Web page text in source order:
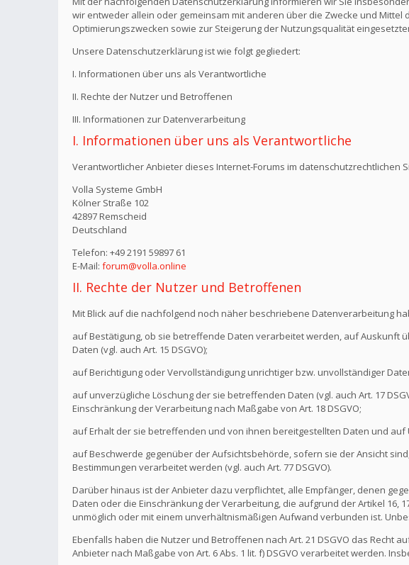
wir entweder allein oder gemeinsam mit anderen über die Zwecke und
Optimierungszwecken sowie zur Steigerung der Nutzungsqualität
Unsere Datenschutzerklärung ist wie folgt gegliedert:
I. Informationen über uns als Verantwortliche
II. Rechte der Nutzer und Betroffenen
III. Informationen zur Datenverarbeitung
I. Informationen über uns als Verantwortliche
Verantwortlicher Anbieter dieses Internet-Forums im datenschutzrechtlichen
Volla Systeme GmbH
Kölner Straße 102
42897 Remscheid
Deutschland
Telefon: +49 2191 59897 61
E-Mail: forum@volla.online
II. Rechte der Nutzer und Betroffenen
Mit Blick auf die nachfolgend noch näher beschriebene Datenverarbeitung
auf Bestätigung, ob sie betreffende Daten verarbeitet werden, auf
Daten (vgl. auch Art. 15 DSGVO);
auf Berichtigung oder Vervollständigung unrichtiger bzw. unvollständiger
auf unverzügliche Löschung der sie betreffenden Daten (vgl. auch Art. 17
Einschränkung der Verarbeitung nach Maßgabe von Art. 18 DSGVO;
auf Erhalt der sie betreffenden und von ihnen bereitgestellten Daten und auf
auf Beschwerde gegenüber der Aufsichtsbehörde, sofern sie der Ansicht
Bestimmungen verarbeitet werden (vgl. auch Art. 77 DSGVO).
Darüber hinaus ist der Anbieter dazu verpflichtet, alle Empfänger, denen
Daten oder die Einschränkung der Verarbeitung, die aufgrund der Artikel 16,
unmöglich oder mit einem unverhältnismäßigen Aufwand verbunden ist.
Ebenfalls haben die Nutzer und Betroffenen nach Art. 21 DSGVO das
Anbieter nach Maßgabe von Art. 6 Abs. 1 lit. f) DSGVO verarbeitet werden.